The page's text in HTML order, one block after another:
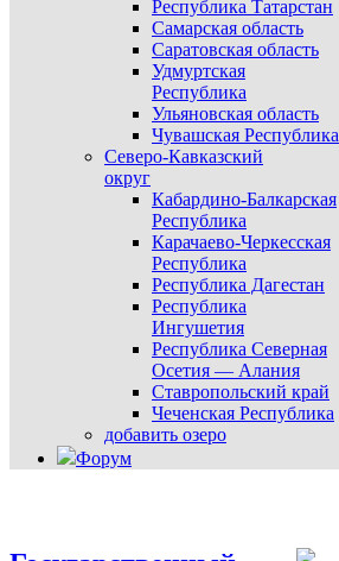
Республика Татарстан
Самарская область
Саратовская область
Удмуртская
Республика
Ульяновская область
Чувашская Республика
Северо-Кавказский
округ
Кабардино-Балкарская
Республика
Карачаево-Черкесская
Республика
Республика Дагестан
Республика
Ингушетия
Республика Северная
Осетия — Алания
Ставропольский край
Чеченская Республика
добавить озеро
Форум